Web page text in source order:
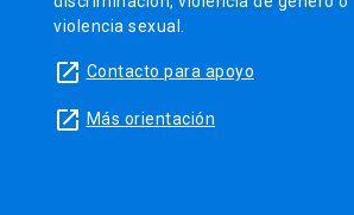
violencia sexual.
launch Contacto para apoyo
launch Más orientación